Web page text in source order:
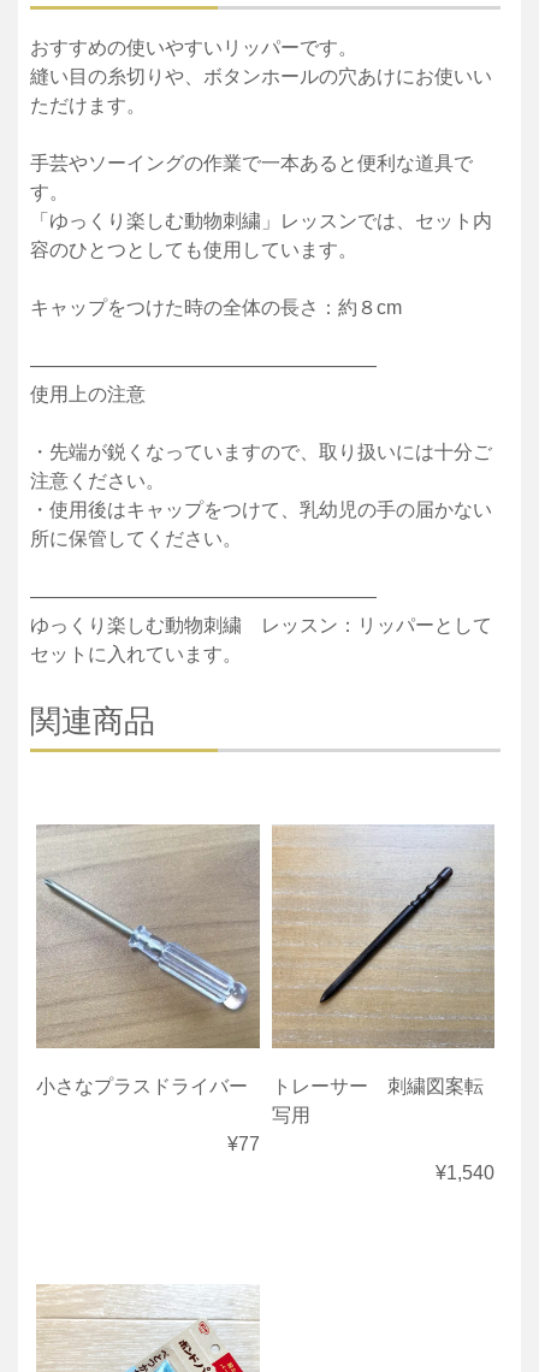
おすすめの使いやすいリッパーです。
縫い目の糸切りや、ボタンホールの穴あけにお使いい
ただけます。
手芸やソーイングの作業で一本あると便利な道具で
す。
「ゆっくり楽しむ動物刺繍」レッスンでは、セット内
容のひとつとしても使用しています。
キャップをつけた時の全体の長さ：約８cm
——————————————————
使用上の注意
・先端が鋭くなっていますので、取り扱いには十分ご
注意ください。
・使用後はキャップをつけて、乳幼児の手の届かない
所に保管してください。
——————————————————
ゆっくり楽しむ動物刺繍 レッスン：リッパーとして
セットに入れています。
関連商品
小さなプラスドライバー
¥77
トレーサー 刺繍図案転
写用
¥1,540